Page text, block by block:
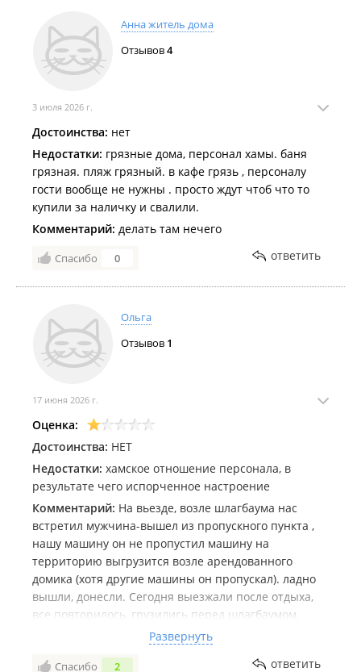
Анна житель дома
Отзывов4
3 июля 2026 г.
Достоинства: нет
Недостатки: грязные дома, персонал хамы. баня
грязная. пляж грязный. в кафе грязь , персоналу
гости вообще не нужны . просто ждут чтоб что то
купили за наличку и свалили.
Комментарий: делать там нечего
Спасибо 0 ответить
Ольга
Отзывов 1
17 июня 2026 г.
Оценка:
Достоинства: НЕТ
Недостатки: хамское отношение персонала, в
результате чего испорченное настроение
Комментарий: На вьезде, возле шлагбаума нас
встретил мужчина-вышел из пропускного пункта ,
нашу машину он не пропустил машину на
территорию выгрузится возле арендованного
домика (хотя другие машины он пропускал). ладно
вышли, донесли. Сегодня выезжали после отдыха,
все повторилось, грузились перед шлагбаумом,
только уже под дожем, так еще данный индивид
опять не разрешил проехать к домику для погрузки.
при этом еще отгонял от шлагбаума (машина не
Развернуть
Спасибо 2 ответить